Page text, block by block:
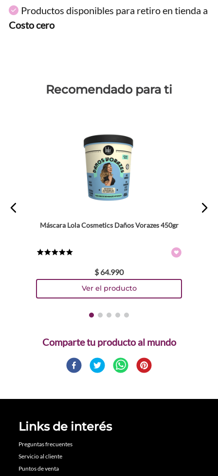
Productos disponibles para retiro en tienda a
Costo cero
Recomendado para ti
Máscara Lola Cosmetics Daños Vorazes 450gr
$ 64.990
Comparte
Links de interés
Preguntas frecuentes
Servicio al cliente
Puntos de venta